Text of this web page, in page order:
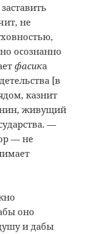
не
осознанно
фасика
[в
казнит
живущий
—
— не
оно
и дабы